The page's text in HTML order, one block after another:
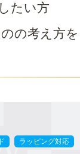
たい方
の考え方
ラッピング対応